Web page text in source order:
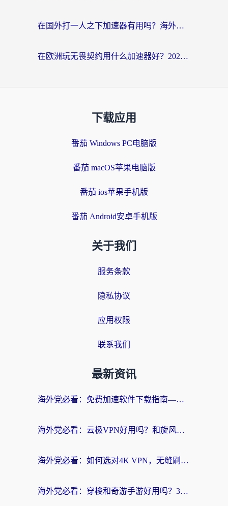
在国外打一人之下加速器有用吗？海外党国服游戏畅玩全攻略
在欧洲玩无畏契约用什么加速器好？2026海外党亲测有效指南
下载应用
番茄 Windows PC电脑版
番茄 macOS苹果电脑版
番茄 ios苹果手机版
番茄 Android安卓手机版
关于我们
服务条款
隐私协议
应用权限
联系我们
最新资讯
海外党必看：免费加速软件下载指南——无缝访问国内资源的正确打开方式
海外党必看：云极VPN好用吗？和旋风VPN对比哪个回国效果更好？附真实体验+选择攻略
海外党必看：如何选对4K VPN，无缝刷国内剧听网易云？
海外党必看：穿梭和奇游手游好用吗？3步选对回国加速器，流畅看CCTV5海外直播